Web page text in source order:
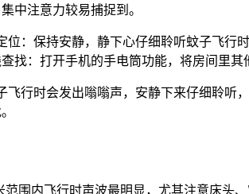
中注意力较易捕捉到。
：保持安静，静下心仔细聆听蚊子飞行
找：打开手机的手电筒功能，将房间里其
行时会发出嗡嗡声，安静下来仔细聆
围内飞行时声波最明显，尤其注意床头、